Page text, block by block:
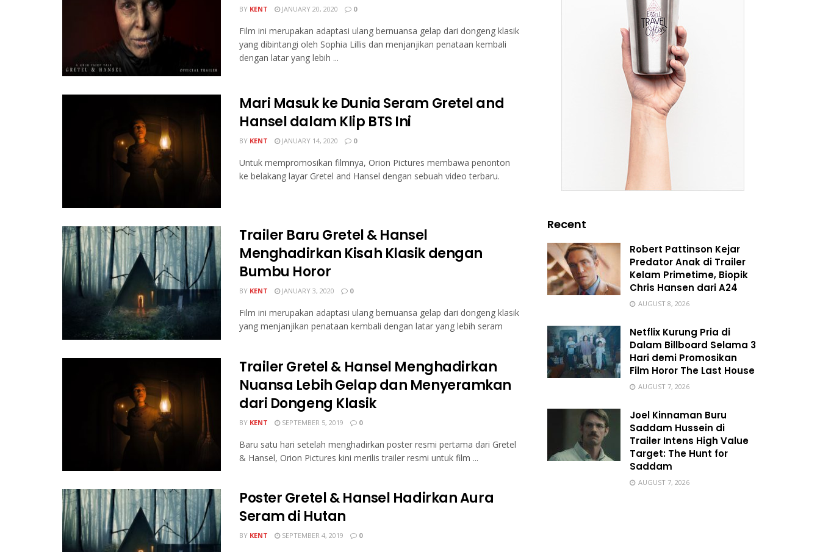
BY KENT JANUARY 20, 2020 0
Film ini merupakan adaptasi ulang bernuansa gelap dari dongeng klasik
yang dibintangi oleh Sophia Lillis dan menjanjikan penataan kembali
dengan latar yang lebih ...
Mari Masuk ke Dunia Seram Gretel and
Hansel dalam Klip BTS Ini
BY KENT JANUARY 14, 2020 0
Untuk mempromosikan filmnya, Orion Pictures membawa penonton
ke belakang layar Gretel and Hansel dengan sebuah video terbaru.
Trailer Baru Gretel & Hansel
Menghadirkan Kisah Klasik dengan
Bumbu Horor
BY KENT JANUARY 3, 2020 0
Film ini merupakan adaptasi ulang bernuansa gelap dari dongeng klasik
yang menjanjikan penataan kembali dengan latar yang lebih seram
Trailer Gretel & Hansel Menghadirkan
Nuansa Lebih Gelap dan Menyeramkan
dari Dongeng Klasik
BY KENT SEPTEMBER 5, 2019 0
Baru satu hari setelah menghadirkan poster resmi pertama dari Gretel
& Hansel, Orion Pictures kini merilis trailer resmi untuk film ...
Poster Gretel & Hansel Hadirkan Aura
Seram di Hutan
BY KENT SEPTEMBER 4, 2019 0
Recent
Robert Pattinson Kejar
Predator Anak di Trailer
Kelam Primetime, Biopik
Chris Hansen dari A24
AUGUST 8, 2026
Netflix Kurung Pria di
Dalam Billboard Selama 3
Hari demi Promosikan
Film Horor The Last House
AUGUST 7, 2026
Joel Kinnaman Buru
Saddam Hussein di
Trailer Intens High Value
Target: The Hunt for
Saddam
AUGUST 7, 2026